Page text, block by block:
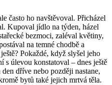
často ho navštěvoval. Přicházel
Kupoval jídlo na týden, házel
bezmoci, zaléval květiny,
na temné chodbě a
Pokaždé, když slyšel jeho
s úlevou konstatoval – dnes ještě
dříve nebo později nastane,
bytů také jejіch mrtvá těla.